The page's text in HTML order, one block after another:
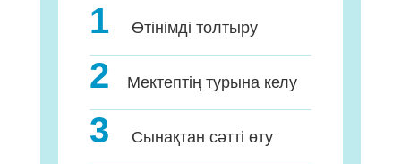
1 Өтінімді толтыру
2 Мектептің турына келу
3 Сынақтан сәтті өту